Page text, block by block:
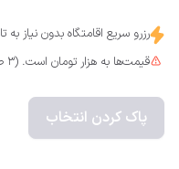
رزرو سریع اقامتگاه بدون نیاز به
قیمت‌ها به هزار تومان است. (3 صفر حذف شده)
پاک کردن انتخاب